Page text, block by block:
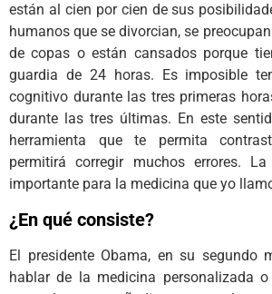
están al cien por cien de sus
humanos que se divorcian, se
de copas o están cansados porque
guardia de 24 horas. Es imposible
cognitivo durante las tres primeras
durante las tres últimas. En este
herramienta que te permita
permitirá corregir muchos errores.
importante para la medicina que yo
¿En qué consiste?
El presidente Obama, en su segundo
hablar de la medicina personalizada